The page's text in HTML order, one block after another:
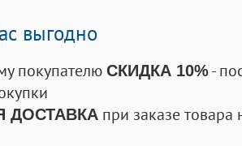
выгодно
покупателю СКИДКА 10%-
ДОСТАВКА при заказе